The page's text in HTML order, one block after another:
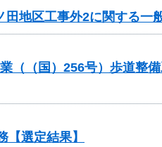
地区工事外2に関する一
（（国）256号）歩道整
選定結果】